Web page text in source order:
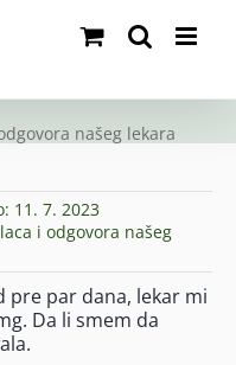
našeg lekara
11. 7. 2023
i odgovora našeg
pre par dana, lekar mi
Da li smem da